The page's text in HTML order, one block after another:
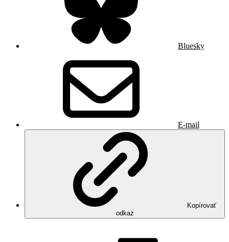
Bluesky
E-mail
Kopírovať
odkaz